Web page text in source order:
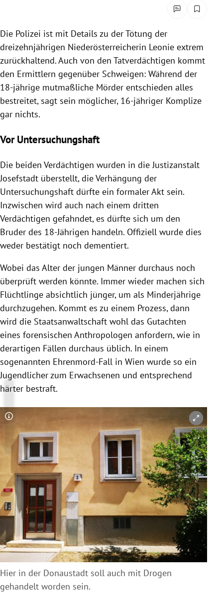
Untermenü
Die Polizei ist mit Details zu der Tötung der
dreizehnjährigen Niederösterreicherin Leonie extrem
zurückhaltend. Auch von den Tatverdächtigen kommt
den Ermittlern gegenüber Schweigen: Während der
18-jährige mutmaßliche Mörder entschieden alles
bestreitet, sagt sein möglicher, 16-jähriger Komplize
gar nichts.
Vor Untersuchungshaft
Die beiden Verdächtigen wurden in die Justizanstalt
Josefstadt überstellt, die Verhängung der
Untersuchungshaft dürfte ein formaler Akt sein.
Inzwischen wird auch nach einem dritten
Verdächtigen gefahndet, es dürfte sich um den
Bruder des 18-Jährigen handeln. Offiziell wurde dies
weder bestätigt noch dementiert.
Wobei das Alter der jungen Männer durchaus noch
überprüft werden könnte. Immer wieder machen sich
Flüchtlinge absichtlich jünger, um als Minderjährige
durchzugehen. Kommt es zu einem Prozess, dann
wird die Staatsanwaltschaft wohl das Gutachten
eines forensischen Anthropologen anfordern, wie in
derartigen Fällen durchaus üblich. In einem
sogenannten Ehrenmord-Fall in Wien wurde so ein
Jugendlicher zum Erwachsenen und entsprechend
härter bestraft.
Copyright-Hinweis öffnen/schließen
Hier in der Donaustadt soll auch mit Drogen
gehandelt worden sein.